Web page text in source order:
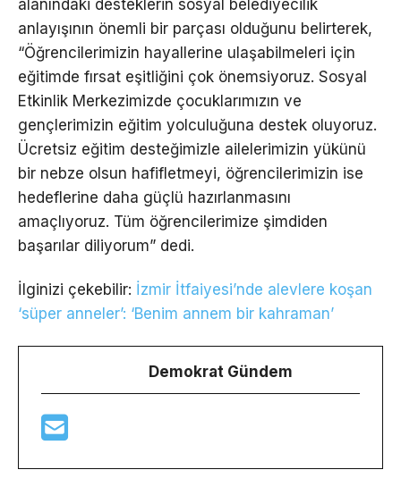
alanındaki desteklerin sosyal belediyecilik
anlayışının önemli bir parçası olduğunu belirterek,
“Öğrencilerimizin hayallerine ulaşabilmeleri için
eğitimde fırsat eşitliğini çok önemsiyoruz. Sosyal
Etkinlik Merkezimizde çocuklarımızın ve
gençlerimizin eğitim yolculuğuna destek oluyoruz.
Ücretsiz eğitim desteğimizle ailelerimizin yükünü
bir nebze olsun hafifletmeyi, öğrencilerimizin ise
hedeflerine daha güçlü hazırlanmasını
amaçlıyoruz. Tüm öğrencilerimize şimdiden
başarılar diliyorum” dedi.
İlginizi çekebilir: İzmir İtfaiyesi’nde alevlere koşan
‘süper anneler’: ‘Benim annem bir kahraman’
Demokrat Gündem